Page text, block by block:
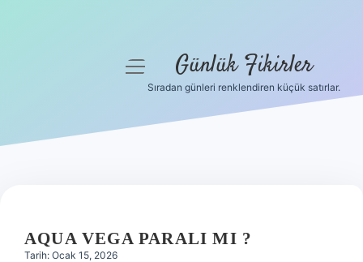
Hakkımızda
menüyü Günlük Fikirler
Sıradan günleri renklendiren küçük satırlar.
AQUA VEGA PARALI MI ?
Tarih: Ocak 15, 2026